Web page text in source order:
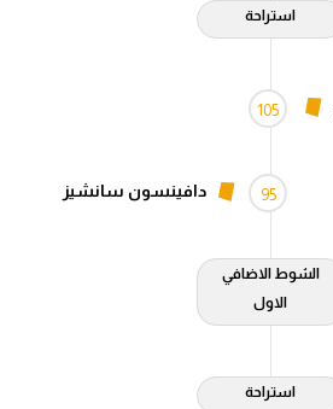
استراحة
105
95 دافينسون سانشيز
الشوط الاضافي
الاول
استراحة